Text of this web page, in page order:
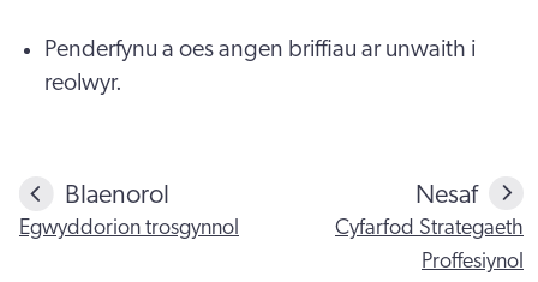
Penderfynu a oes angen briffiau ar unwaith i
reolwyr.
Blaenorol
Egwyddorion trosgynnol
Nesaf
Cyfarfod Strategaeth
Proffesiynol